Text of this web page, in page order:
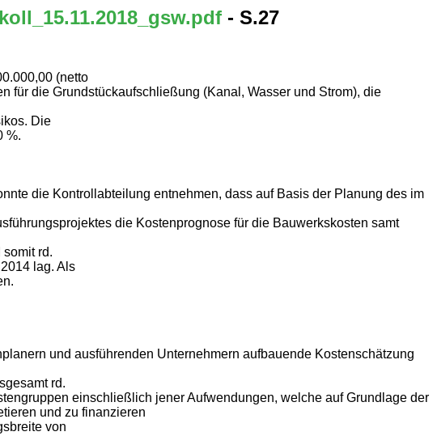
- S.27
(netto
für die Grundstückaufschließung (Kanal, Wasser und Strom), die
Die
%.
die Kontrollabteilung entnehmen, dass auf Basis der Planung des im
die Kostenprognose für die Bauwerkskosten samt
rd.
lag. Als
und ausführenden Unternehmern aufbauende Kostenschätzung
rd.
einschließlich jener Aufwendungen, welche auf Grundlage der
und zu finanzieren
von